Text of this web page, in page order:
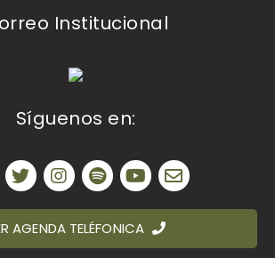
Institucional
Síguenos en:
AGENDA TELÉFONICA